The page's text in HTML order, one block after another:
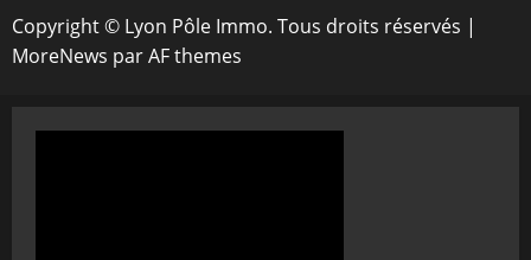
Copyright © Lyon Pôle Immo. Tous droits réservés |
MoreNews par AF themes